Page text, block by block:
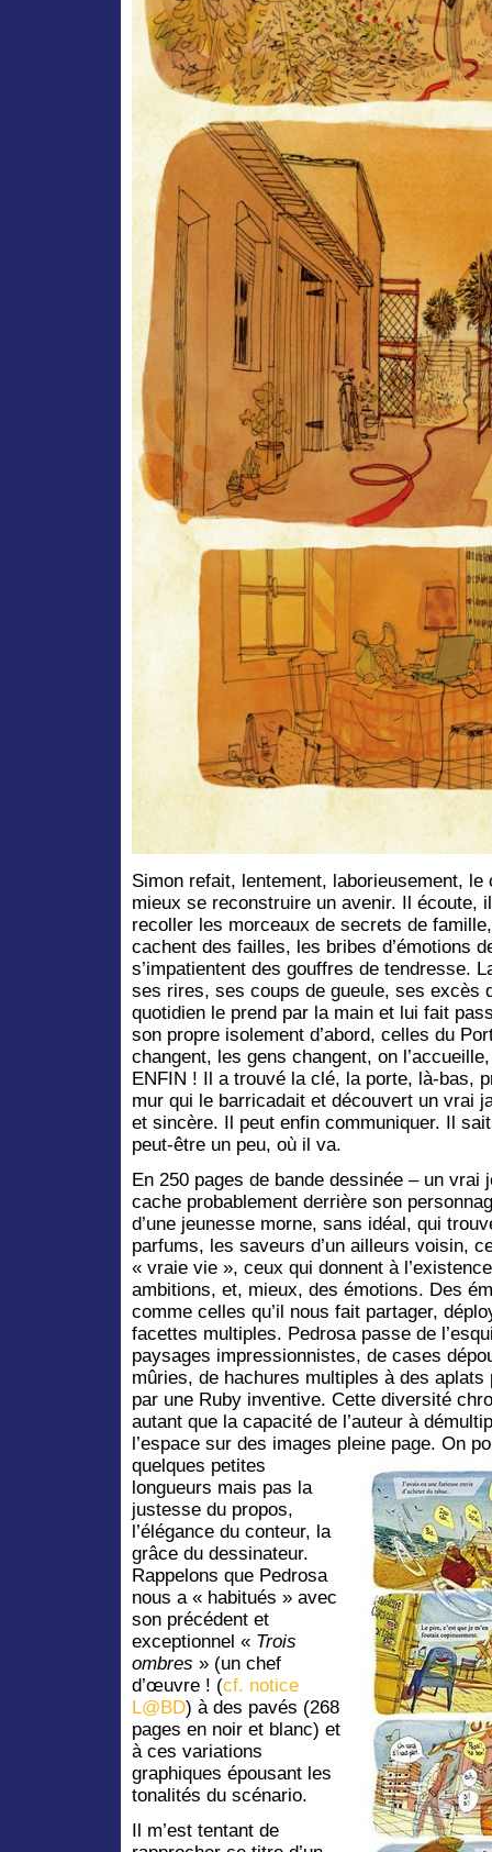
Simon refait, lentement, laborieusement,
mieux se reconstruire un avenir. Il écoute,
recoller les morceaux de secrets de
cachent des failles, les bribes d’émotions
s’impatientent des gouffres de tendresse.
ses rires, ses coups de gueule, ses excès
quotidien le prend par la main et lui fait
son propre isolement d’abord, celles du
changent, les gens changent, on
ENFIN ! Il a trouvé la clé, la porte, là-bas,
mur qui le barricadait et découvert un vrai
et sincère. Il peut enfin communiquer. Il
peut-être un peu, où il va.
En 250 pages de bande dessinée – un vrai
cache probablement derrière son
d’une jeunesse morne, sans idéal, qui
parfums, les saveurs d’un ailleurs voisin,
« vraie vie », ceux qui donnent à
ambitions, et, mieux, des émotions. Des
comme celles qu’il nous fait partager,
facettes multiples. Pedrosa passe de
paysages impressionnistes, de cases
mûries, de hachures multiples à des
par une Ruby inventive. Cette diversité
autant que la capacité de l’auteur à
l’espace sur des images pleine page. On
quelques petites
longueurs mais pas la
justesse du propos,
l’élégance du conteur, la
grâce du dessinateur.
Rappelons que Pedrosa
nous a « habitués » avec
son précédent et
exceptionnel « Trois
ombres » (un chef
d’œuvre ! (cf. notice
L@BD) à des pavés (268
pages en noir et blanc) et
à ces variations
graphiques épousant les
tonalités du scénario.
Il m’est tentant de